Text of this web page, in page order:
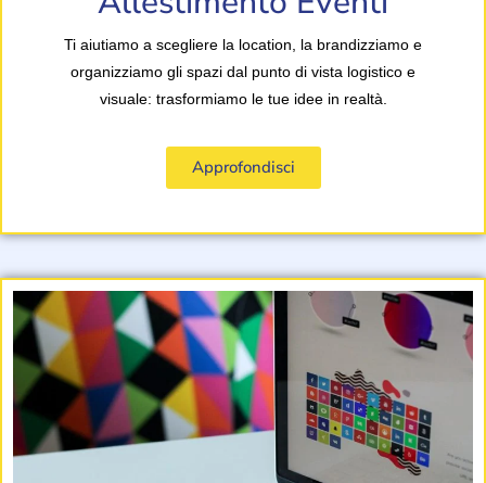
Ti aiutiamo a scegliere la location, la brandizziamo e
organizziamo gli spazi dal punto di vista logistico e
visuale: trasformiamo le tue idee in realtà.
Approfondisci